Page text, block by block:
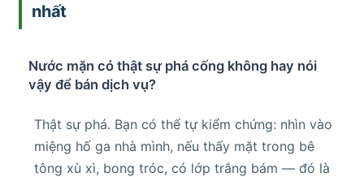
nhất
Nước mặn có thật sự phá cống không hay nói
vậy để bán dịch vụ?
Thật sự phá. Bạn có thể tự kiểm chứng: nhìn vào
miệng hố ga nhà mình, nếu thấy mặt trong bê
tông xù xì, bong tróc, có lớp trắng bám — đó là